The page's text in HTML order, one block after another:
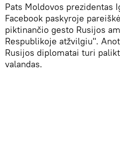
Pats Moldovos prezidentas
Facebook paskyroje
piktinančio gesto Rusijos
Respublikoje atžvilgiu".
Rusijos diplomatai turi
valandas.